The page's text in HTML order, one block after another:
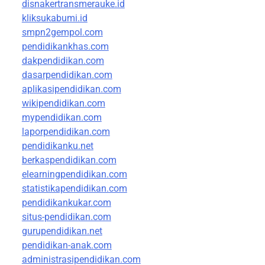
disnakertransmerauke.id
kliksukabumi.id
smpn2gempol.com
pendidikankhas.com
dakpendidikan.com
dasarpendidikan.com
aplikasipendidikan.com
wikipendidikan.com
mypendidikan.com
laporpendidikan.com
pendidikanku.net
berkaspendidikan.com
elearningpendidikan.com
statistikapendidikan.com
pendidikankukar.com
situs-pendidikan.com
gurupendidikan.net
pendidikan-anak.com
administrasipendidikan.com